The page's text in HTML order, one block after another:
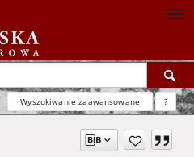
Wyszukiwanie zaawansowane ?